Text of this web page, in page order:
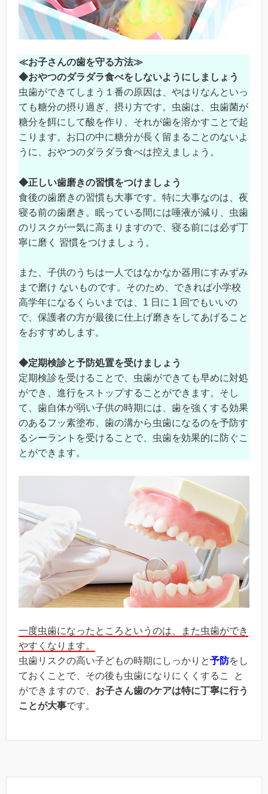
≪お子さんの歯を守る方法≫
◆おやつのダラダラ食べをしないようにしましょう
虫歯ができてしまう１番の原因は、やはりなんといっ
ても糖分の摂り過ぎ、摂り方です。虫歯は、虫歯菌が
糖分を餌にして酸を作り、それが歯を溶かすことで起
こります。お口の中に糖分が長く留まることのないよ
うに、おやつのダラダラ食べは控えましょう。
◆正しい歯磨きの習慣をつけましょう
食後の歯磨きの習慣も大事です。特に大事なのは、夜
寝る前の歯磨き。眠っている間には唾液が減り、虫歯
のリスクが一気に高まりますので、寝る前には必ず丁
寧に磨く 習慣をつけましょう。
また、子供のうちは一人ではなかなか器用にすみずみ
まで磨け ないものです。そのため、できれば小学校
高学年になるくらいまでは、1 日に 1 回でもいいの
で、保護者の方が最後に仕上げ磨きをしてあげること
をおすすめします。
◆定期検診と予防処置を受けましょう
定期検診を受けることで、虫歯ができても早めに対処
ができ、進行をストップすることができます。そし
て、歯自体が弱い子供の時期には、歯を強くする効果
のあるフッ素塗布、歯の溝から虫歯になるのを予防す
るシーラントを受けることで、虫歯を効果的に防ぐこ
とができます。
一度虫歯になったところというのは、また虫歯ができ
やすくなります。
虫歯リスクの高い子どもの時期にしっかりと予防をし
ておくことで、その後も虫歯になりにくくするこ と
ができますので、 お子さん歯のケアは特に丁寧に行う
ことが大事です。